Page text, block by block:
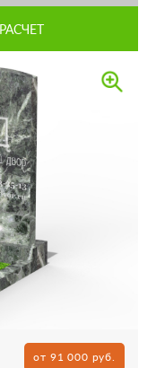
от 91 000 руб.